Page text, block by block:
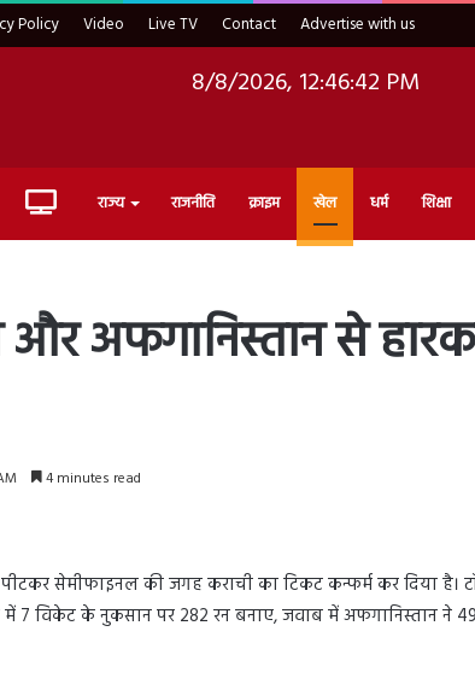
Policy Video Live TV Contact Advertise with us
8/8/2026, 12:46:43 PM
Live राज्य राजनीति क्राइम खेल धर्म शिक्षा
और अफगानिस्तान से
4 minutes read
सेमीफाइनल की जगह कराची का टिकट कन्फर्म कर दिया है।
7 विकेट के नुकसान पर 282 रन बनाए, जवाब में अफगानिस्तान ने